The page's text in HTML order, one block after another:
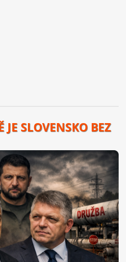
JE SLOVENSKO BEZ